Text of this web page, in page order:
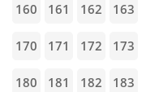
160 161 162 163
170 171 172 173
180 181 182 183